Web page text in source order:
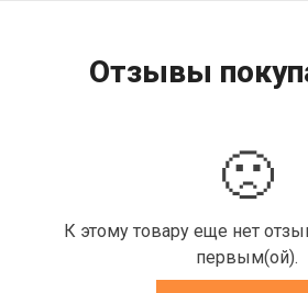
Отзывы
🙁
К этому товару еще нет
первым(ой).